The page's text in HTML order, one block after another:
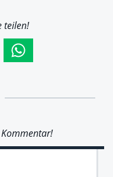
teilen!